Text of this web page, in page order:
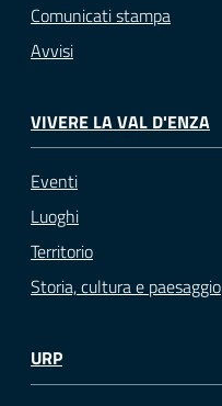
Comunicati stampa
Avvisi
VIVERE LA VAL D'ENZA
Eventi
Luoghi
Territorio
Storia, cultura e paesaggio
URP